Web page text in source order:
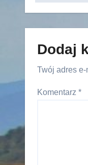
Dodaj
Twój adres
Komentarz *